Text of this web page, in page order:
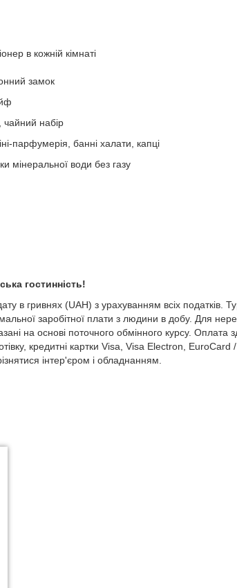
в кожній кімнаті
замок
чайний набір
парфумерія, банні халати, капці
мінеральної води без газу
гостинність!
в гривнях (UAH) з урахуванням всіх податків.
заробітної плати з людини в добу. Для
на основі поточного обмінного курсу.
кредитні картки Visa, Visa Electron,
інтер'єром і обладнанням.